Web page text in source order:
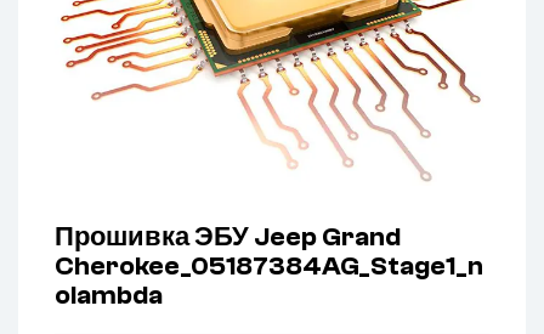
Прошивка ЭБУ Jeep Grand
Cherokee_05187384AG_Stage1_n
olambda